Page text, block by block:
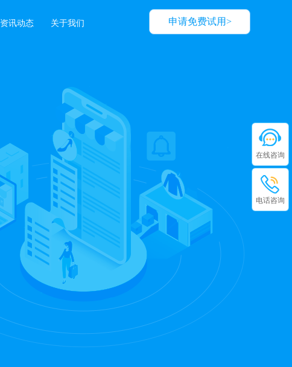
申请免费试用>
资讯动态 关于我们
在线咨询
电话咨询